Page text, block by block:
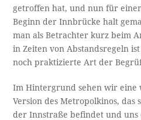
getroffen hat, und nun für
Beginn der Innbrücke halt
man als Betrachter kurz beim
in Zeiten von Abstandsregeln
noch praktizierte Art der
Im Hintergrund sehen wir eine
Version des Metropolkinos, das
der Innstraße befindet und